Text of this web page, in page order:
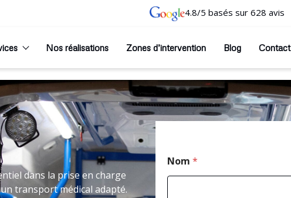
4.8/5 basés sur 628 avis
Nos réalisations Zones d’intervention Blog Contact
dans la prise en charge
transport médical adapté.
Nom *